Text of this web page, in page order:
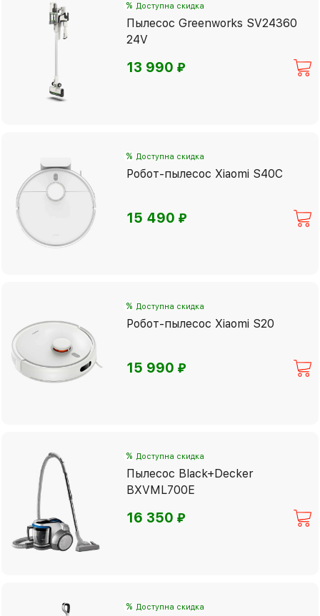
% Доступна скидка
Пылесос Greenworks SV24360
24V
13 990⃏
% Доступна скидка
Робот-пылесос Xiaomi S40C
15 490⃏
% Доступна скидка
Робот-пылесос Xiaomi S20
15 990⃏
% Доступна скидка
Пылесос Black+Decker
BXVML700E
16 350⃏
% Доступна скидка